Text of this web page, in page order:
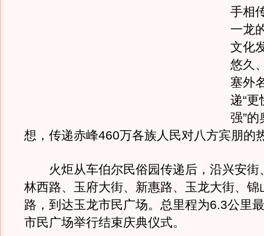
手相
一龙
文化
悠久
塞外
递“
强”
想，传递赤峰460万各族人民对八方宾朋的
火炬从车伯尔民俗园传递后，沿兴安街
林西路、玉府大街、新惠路、玉龙大街、锦
路，到达玉龙市民广场。总里程为6.3公里
市民广场举行结束庆典仪式。